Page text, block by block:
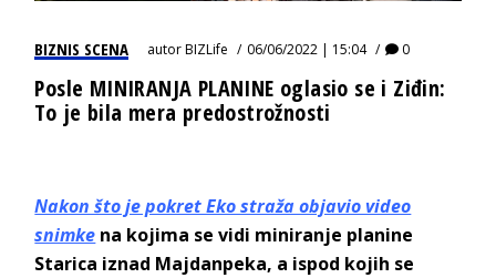
BIZNIS SCENA autorBIZLife 06/06/2022 | 15:04 0
Posle MINIRANJA PLANINE oglasio se i Ziđin:
To je bila mera predostrožnosti
Nakon što je pokret Eko straža objavio video
snimke na kojima se vidi miniranje planine
Starica iznad Majdanpeka, a ispod kojih se